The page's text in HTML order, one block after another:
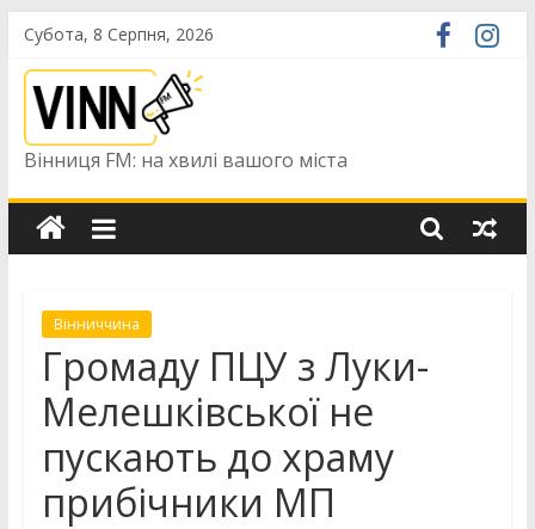
Skip
content
Субота, 8 Серпня, 2026
Вінниця FM: на хвилі вашого міста
Вінниччина
Громаду ПЦУ з Луки-
Мелешківської не
пускають до храму
прибічники МП